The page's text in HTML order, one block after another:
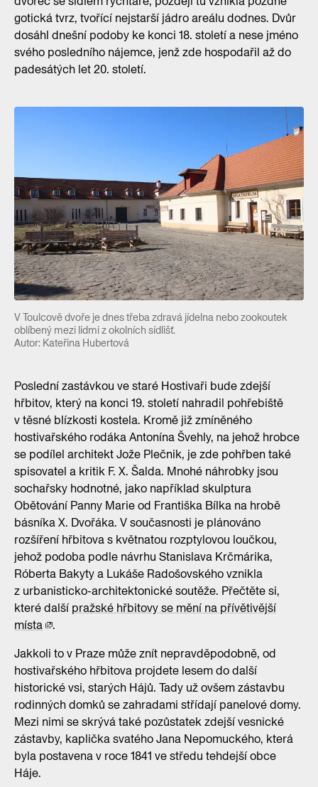
gotická tvrz, tvořící nejstarší jádro areálu dodnes. Dvůr
dosáhl dnešní podoby ke konci 18. století a nese jméno
svého posledního nájemce, jenž zde hospodařil až do
padesátých let 20. století.
V Toulcově dvoře je dnes třeba zdravá jídelna nebo zookoutek
oblíbený mezi lidmi z okolních sídlišť.
Autor: Kateřina Hubertová
Poslední zastávkou ve staré Hostivaři bude zdejší
hřbitov, který na konci 19. století nahradil pohřebiště
v těsné blízkosti kostela. Kromě již zmíněného
hostivařského rodáka Antonína Švehly, na jehož hrobce
se podílel architekt Jože Plečnik, je zde pohřben také
spisovatel a kritik F. X. Šalda. Mnohé náhrobky jsou
sochařsky hodnotné, jako například skulptura
Obětování Panny Marie od Františka Bílka na hrobě
básníka X. Dvořáka. V současnosti je plánováno
rozšíření hřbitova s květnatou rozptylovou loučkou,
jehož podoba podle návrhu Stanislava Krčmárika,
Róberta Bakyty a Lukáše Radošovského vznikla
z urbanisticko-architektonické soutěže. Přečtěte si,
které další pražské hřbitovy se mění na přívětivější
místa
.
Jakkoli to v Praze může znít nepravděpodobně, od
hostivařského hřbitova projdete lesem do další
historické vsi, starých Hájů. Tady už ovšem zástavbu
rodinných domků se zahradami střídají panelové domy.
Mezi nimi se skrývá také pozůstatek zdejší vesnické
zástavby, kaplička svatého Jana Nepomuckého, která
byla postavena v roce 1841 ve středu tehdejší obce
Háje.